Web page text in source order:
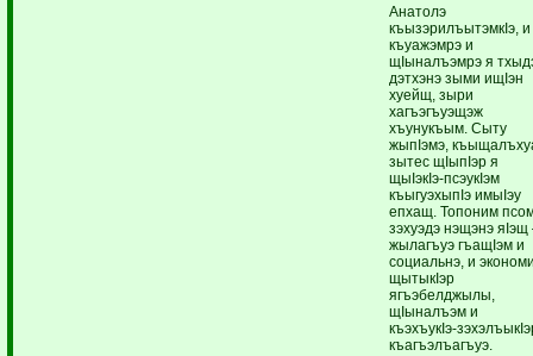
Анатолэ
къызэрилъытэмкIэ, и
къуажэмрэ и
щIыналъэмрэ я
дэтхэнэ зыми ищIэн
хуейщ, зыри
хагъэгъуэщэж
хъунукъым. Сыту
жыпIэмэ,
зытес щIыпIэр я
щыIэкIэ-псэукIэм
къыгуэхыпIэ имыIэу
епхащ. Топоним
зэхуэдэ нэщэнэ
жылагъуэ гъащIэм и
социальнэ, и
щытыкIэр
ягъэбелджылы,
щIыналъэм и
къэхъукIэ-
къагъэлъагъуэ.